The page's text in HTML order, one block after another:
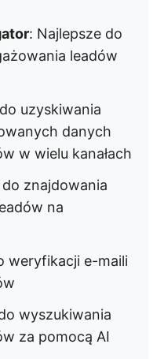
: Najlepsze do
leadów
uzyskiwania
danych
w wielu kanałach
znajdowania
na
weryfikacji e-maili
wyszukiwania
za pomocą AI